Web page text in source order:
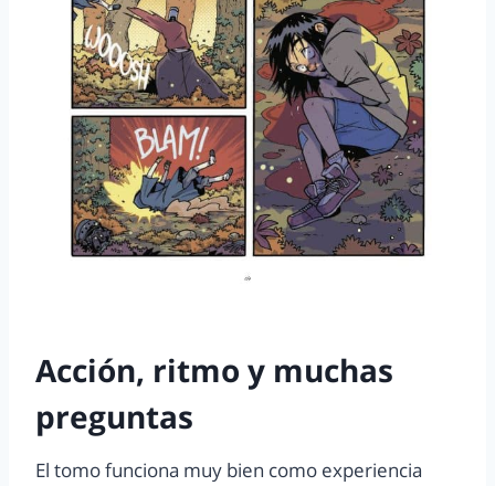
Acción, ritmo y muchas
preguntas
El tomo funciona muy bien como experiencia